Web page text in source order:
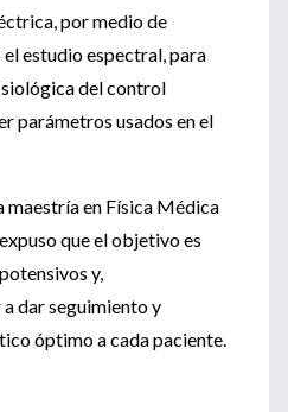
por medio de
estudio espectral, para
del control
parámetros usados en el
maestría en Física Médica
que el objetivo es
y,
dar seguimiento y
óptimo a cada paciente.